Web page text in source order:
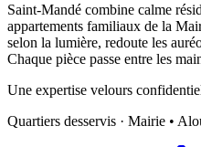
Saint-Mandé combine calme
appartements familiaux de la
selon la lumière, redoute les
Chaque pièce passe entre les
Une expertise velours
Quartiers desservis · Mairie •